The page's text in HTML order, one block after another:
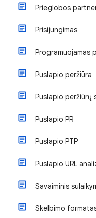
Prieglobos
Prisijungimas
Programuojamas
Puslapio peržiūra
Puslapio peržiūrų
Puslapio PR
Puslapio PTP
Puslapio URL
Savaiminis
Skelbimo